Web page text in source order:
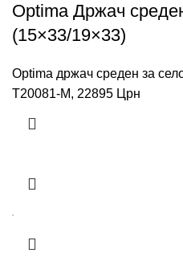
Optima Држач
(15×33/19×33)
Optima држач среден за
T20081-M, 22895 Црн